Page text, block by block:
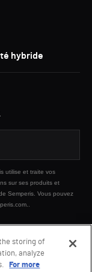
hybride
utilise et traite vos
sur ses produits et
Semperis. Vous pouvez
storing of
analyze
For more